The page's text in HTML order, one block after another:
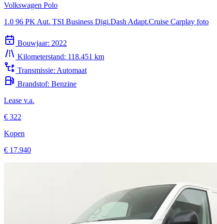
Volkswagen Polo
1.0 96 PK Aut. TSI Business Digi.Dash Adapt.Cruise Carplay foto
Bouwjaar: 2022
Kilometerstand: 118.451 km
Transmissie: Automaat
Brandstof: Benzine
Lease v.a.
€ 322
Kopen
€ 17.940